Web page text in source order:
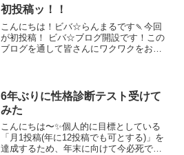
「神様」を捨てた日 前編 〜小さい頃
は"神様"...
初投稿ッ！！
こんにちは！ビバ☆らんまるです🍡今回
が初投稿！ ビバ☆ブログ開設です！この
ブログを通して皆さんにワクワクをお届
う… 人生エンジョイ的...
6年ぶりに性格診断テスト受けて
みた
こんにちは〜✨個人的に目標としている
「月1投稿(年に12投稿でも可とする)」を
達成するため、年末に向けて今必死で記